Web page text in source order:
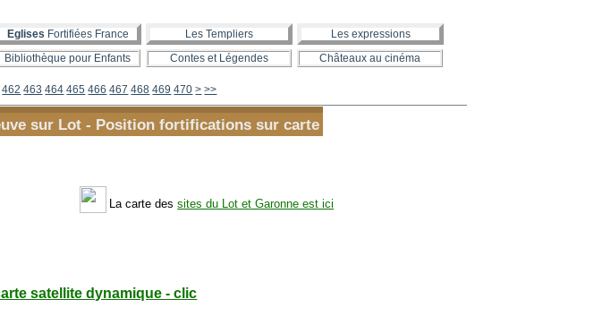
Eglises Fortifiées France Les Templiers
Les expressions
Bibliothèque pour Enfants Contes et Légendes Châteaux au cinéma
462 463 464 465 466 467 468 469 470 480
490
500
600
700
800
900
1000
1100
1200
1300
> >>
sur Lot - Position fortifications sur carte
La carte dessites du Lot et Garonne est ici
satellite dynamique - clic